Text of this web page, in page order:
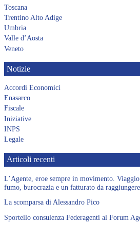
Toscana
Trentino Alto Adige
Umbria
Valle d’Aosta
Veneto
Notizie
Accordi Economici
Enasarco
Fiscale
Iniziative
INPS
Legale
Articoli recenti
L’Agente, eroe sempre in movimento.
fumo, burocrazia e un fatturato da raggiungere
La scomparsa di Alessandro Pico
Sportello consulenza Federagenti al Forum